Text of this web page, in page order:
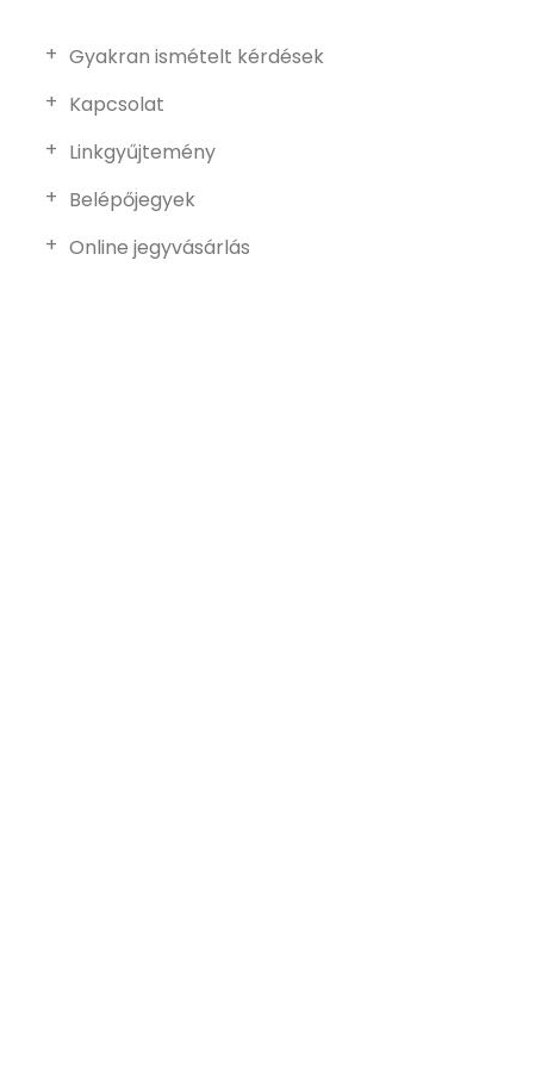
Gyakran ismételt kérdések
Kapcsolat
Linkgyűjtemény
Belépőjegyek
Online jegyvásárlás